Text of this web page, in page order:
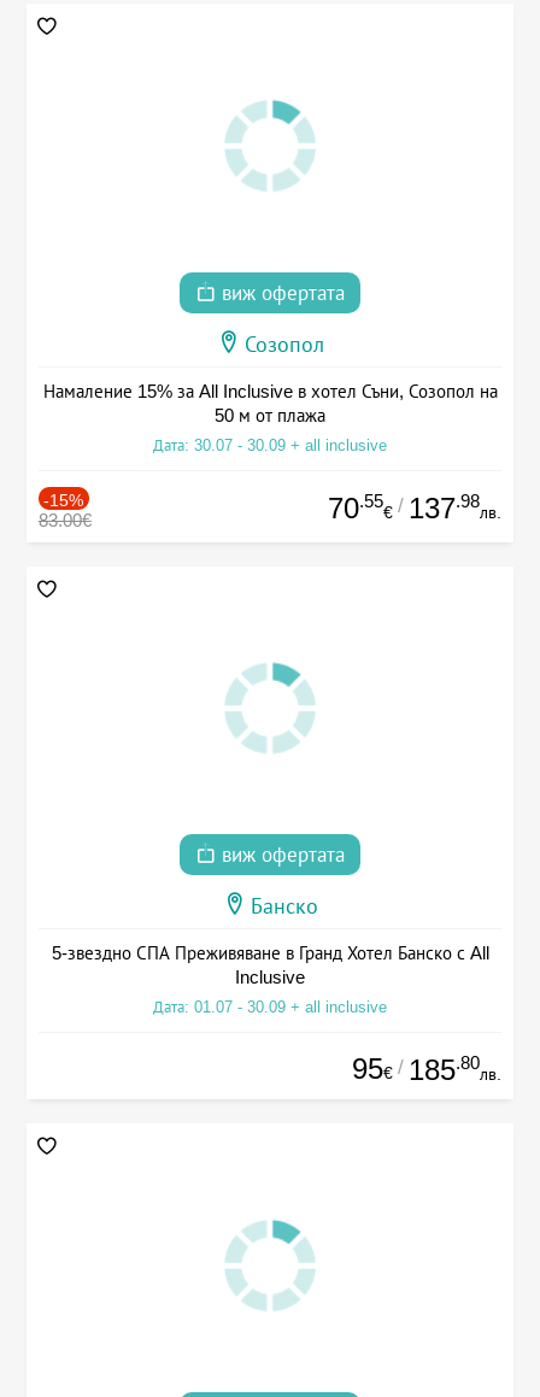
виж офертата
Созопол
Намаление 15% за All Inclusive в хотел Съни, Созопол на
50 м от плажа
Дата: 30.07 - 30.09 + all inclusive
-15%
83.00€ 70.55
€ / 137.98
лв.
виж офертата
Банско
5-звездно СПА Преживяване в Гранд Хотел Банско с All
Inclusive
Дата: 01.07 - 30.09 + all inclusive
95€ / 185.80
лв.